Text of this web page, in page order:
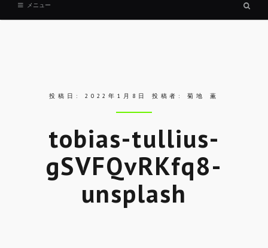
メニュー
ボ
投稿日: 2022年1月8日 投稿者:菊地 薫
tobias-tullius-
gSVFQvRKfq8-
unsplash